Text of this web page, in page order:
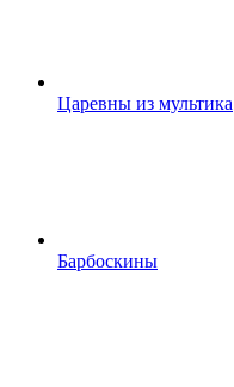
Царевны из мультика
Барбоскины